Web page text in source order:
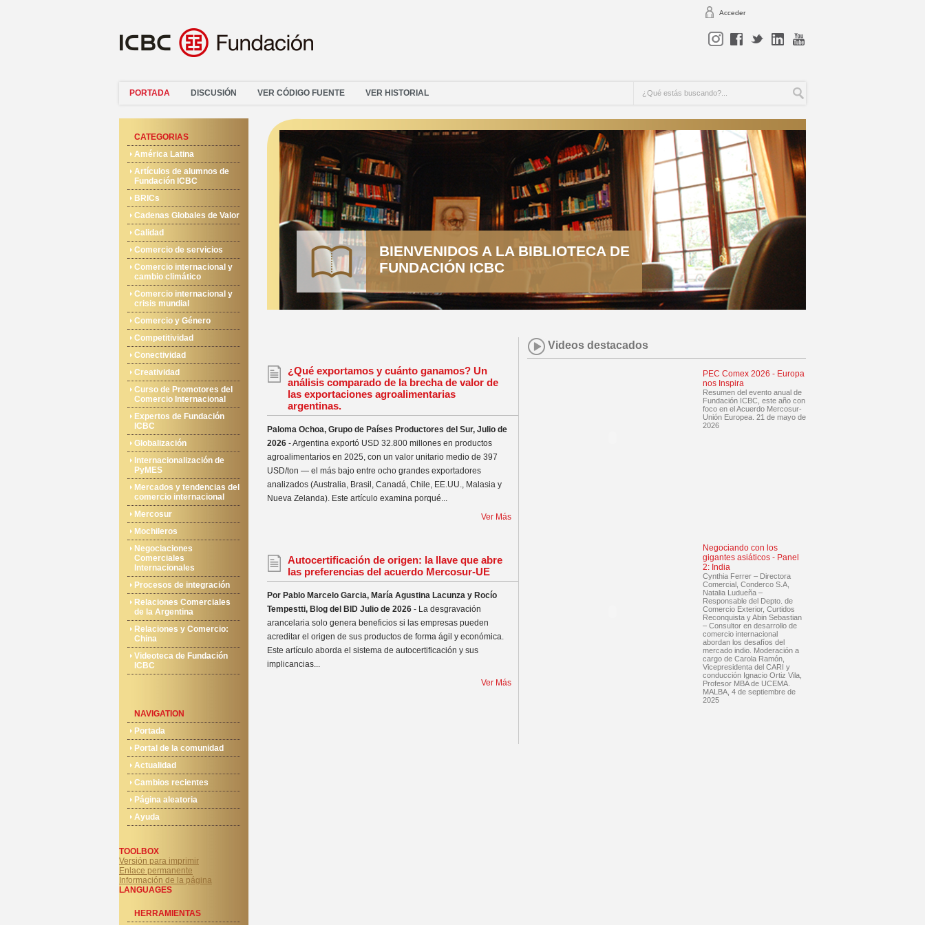
Acceder
PORTADA DISCUSIÓN VER CÓDIGO FUENTE VER HISTORIAL
CATEGORIAS
América Latina
Artículos de alumnos de
Fundación ICBC
BRICs
Cadenas Globales de Valor
Calidad
Comercio de servicios
Comercio internacional y
cambio climático
Comercio internacional y
crisis mundial
Comercio y Género
Competitividad
Conectividad
Creatividad
Curso de Promotores del
Comercio Internacional
Expertos de Fundación
ICBC
Globalización
Internacionalización de
PyMES
Mercados y tendencias del
comercio internacional
Mercosur
Mochileros
Negociaciones
Comerciales
Internacionales
Procesos de integración
Relaciones Comerciales
de la Argentina
Relaciones y Comercio:
China
Videoteca de Fundación
ICBC
NAVIGATION
Portada
Portal de la comunidad
Actualidad
Cambios recientes
Página aleatoria
Ayuda
TOOLBOX
Versión para imprimir
Enlace permanente
Información de la página
LANGUAGES
HERRAMIENTAS
BIENVENIDOS A LA BIBLIOTECA DE
FUNDACIÓN ICBC
¿Qué exportamos y cuánto ganamos? Un
análisis comparado de la brecha de valor de
las exportaciones agroalimentarias
argentinas.
Paloma Ochoa, Grupo de Países Productores del Sur, Julio de
2026 - Argentina exportó USD 32.800 millones en productos
agroalimentarios en 2025, con un valor unitario medio de 397
USD/ton — el más bajo entre ocho grandes exportadores
analizados (Australia, Brasil, Canadá, Chile, EE.UU., Malasia y
Nueva Zelanda). Este artículo examina porqué...
Ver Más
Autocertificación de origen: la llave que abre
las preferencias del acuerdo Mercosur-UE
Por Pablo Marcelo Garcia, María Agustina Lacunza y Rocío
Tempestti, Blog del BID Julio de 2026 - La desgravación
arancelaria solo genera beneficios si las empresas pueden
acreditar el origen de sus productos de forma ágil y económica.
Este artículo aborda el sistema de autocertificación y sus
implicancias...
Ver Más
Videos destacados
PEC Comex 2026 - Europa
nos Inspira
Resumen del evento anual de
Fundación ICBC, este año con
foco en el Acuerdo Mercosur-
Unión Europea. 21 de mayo de
2026
Negociando con los
gigantes asiáticos - Panel
2: India
Cynthia Ferrer – Directora
Comercial, Conderco S.A,
Natalia Ludueña –
Responsable del Depto. de
Comercio Exterior, Curtidos
Reconquista y Abin Sebastian
– Consultor en desarrollo de
comercio internacional
abordan los desafíos del
mercado indio. Moderación a
cargo de Carola Ramón,
Vicepresidenta del CARI y
conducción Ignacio Ortiz Vila,
Profesor MBA de UCEMA.
MALBA, 4 de septiembre de
2025